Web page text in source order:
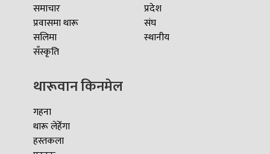
समाचार
प्रवासमा थारू
सलिमा
सँस्कृति
प्रदेश
संघ
स्थानीय
थारूवान किनमेल
गहना
थारू लेहेँगा
हस्तकला